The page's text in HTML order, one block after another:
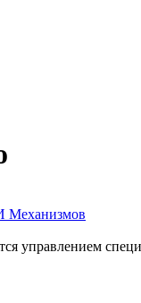
Механизмов
управлением